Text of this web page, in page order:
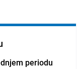
periodu